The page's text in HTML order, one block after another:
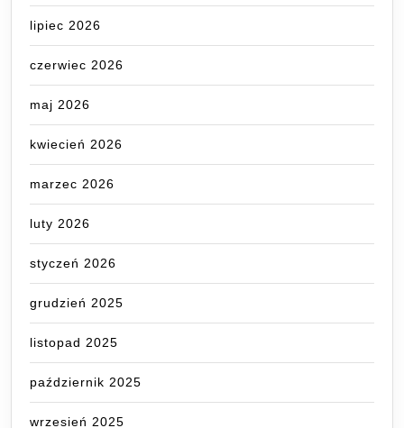
lipiec 2026
czerwiec 2026
maj 2026
kwiecień 2026
marzec 2026
luty 2026
styczeń 2026
grudzień 2025
listopad 2025
październik 2025
wrzesień 2025